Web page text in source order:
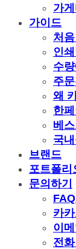
가
가이드
처
인
수
주
왜
한
베
국
브랜드
포트폴리
문의하기
카
이
전